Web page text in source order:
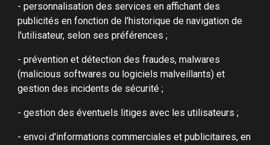
- personnalisation des services en affichant des
publicités en fonction de l'historique de navigation de
l'utilisateur, selon ses préférences ;
- prévention et détection des fraudes, malwares
(malicious softwares ou logiciels malveillants) et
gestion des incidents de sécurité ;
- gestion des éventuels litiges avec les utilisateurs ;
- envoi d'informations commerciales et publicitaires, en